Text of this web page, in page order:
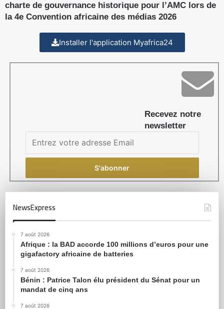
charte de gouvernance historique pour l’AMC lors de
la 4e Convention africaine des médias 2026
Installer l'application Myafrica24
Recevez notre
newsletter
NewsExpress
7 août 2026
Afrique : la BAD accorde 100 millions d’euros pour une
gigafactory africaine de batteries
7 août 2026
Bénin : Patrice Talon élu président du Sénat pour un
mandat de cinq ans
7 août 2026